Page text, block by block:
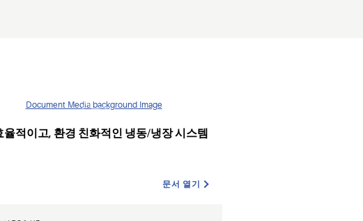
율적이고, 환경 친화적인 냉동/냉장 시스템
문서 열기